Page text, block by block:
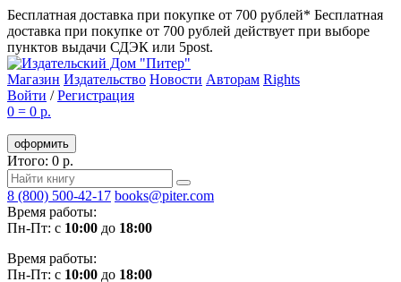
Бесплатная доставка при покупке от 700 рублей* Бесплатная
доставка при покупке от 700 рублей действует при выборе
пунктов выдачи СДЭК или 5post.
Магазин Издательство Новости Авторам Rights
Войти /Регистрация
0 = 0 р.
оформить
Итого: 0 р.
8 (800) 500-42-17 books@piter.com
Время работы:
Пн-Пт: с 10:00 до 18:00
Время работы:
Пн-Пт: с 10:00 до 18:00